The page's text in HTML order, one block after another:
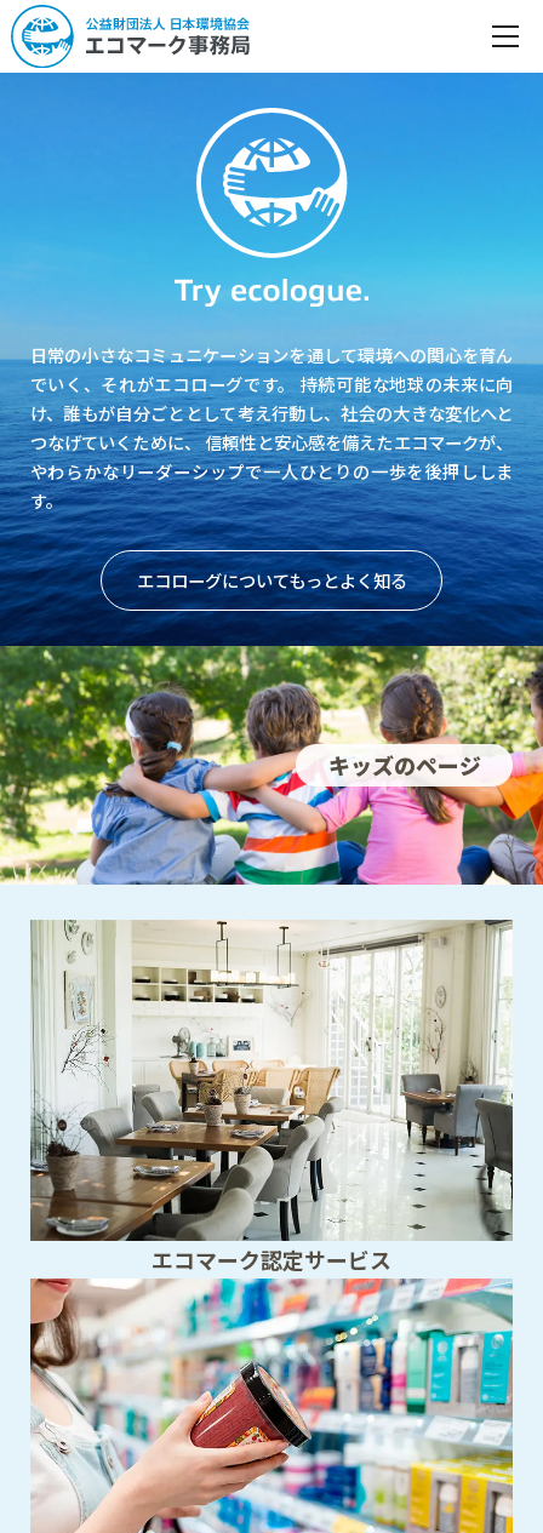
日常の小さなコミュニケーションを通して環境への関心を育ん
でいく、それがエコローグです。
持続可能な地球の未来に向
け、誰もが自分ごととして考え行動し、社会の大きな変化へと
つなげていくために、信頼性と安心感を備えたエコマークが、
やわらかなリーダーシップで一人ひとりの一歩を後押ししま
す。
エコローグについてもっとよく知る
キッズのページ
エコマーク認定サービス